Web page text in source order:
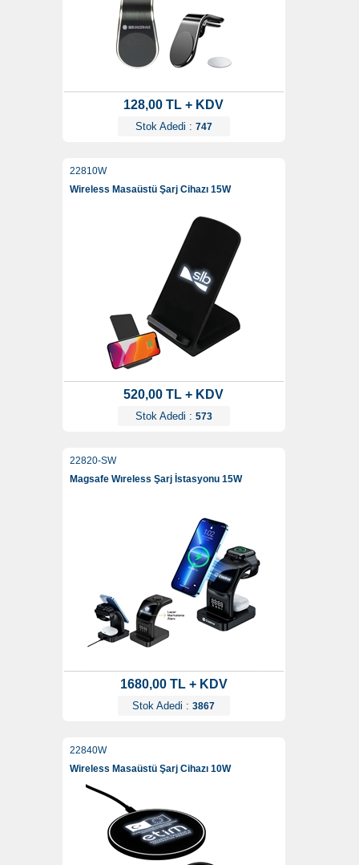
128,00 TL + KDV
Stok Adedi : 747
22810W
Wireless Masaüstü Şarj Cihazı 15W
520,00 TL + KDV
Stok Adedi : 573
22820-SW
Magsafe Wıreless Şarj İstasyonu 15W
1680,00 TL + KDV
Stok Adedi : 3867
22840W
Wireless Masaüstü Şarj Cihazı 10W